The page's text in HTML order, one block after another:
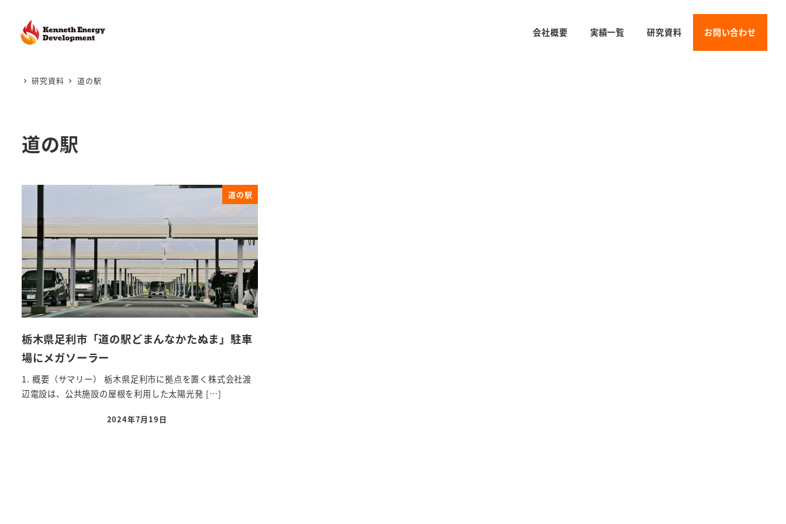
会社概要 実績一覧 研究資料 お問い合わせ
研究資料 道の駅
道の駅
道の駅
栃木県足利市「道の駅どまんなかたぬま」駐車
場にメガソーラー
1. 概要（サマリー） 栃木県足利市に拠点を置く株式会社渡
辺電設は、公共施設の屋根を利用した太陽光発 […]
2024年7月19日